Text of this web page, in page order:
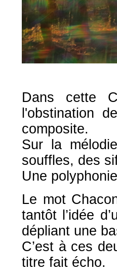
Dans cette
l'obstination
composite.
Sur la
souffles, des
Une
Le mot
tantôt l’idée
dépliant une
C’est à ces
titre fait écho.